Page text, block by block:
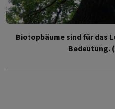
Biotopbäume sind für das
Bedeutung.